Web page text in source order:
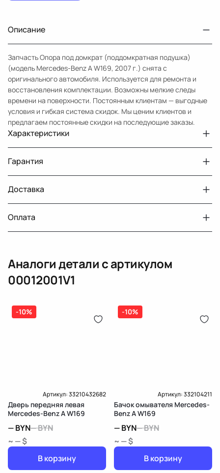
Описание
Запчасть Опора под домкрат (поддомкратная подушка)
(модель Mercedes-Benz A W169, 2007 г.) снята с
оригинального автомобиля. Используется для ремонта и
восстановления комплектации. Возможны мелкие следы
времени на поверхности. Постоянным клиентам — выгодные
условия и гибкая система скидок. Мы ценим клиентов и
предлагаем постоянные скидки на последующие заказы.
Характеристики
Авто
MercedesBenz A W169
Год
2007
Тег
Мерседес Бенс АКласс
Гарантия
Двигатели с навесным или без навесного
оборудования
30 дней
Датчик давления топлива, насос
топлива, ТНВД (бензин, дизель), форсунка
бензиновая (дизельная) механическая
(электрическая), инжектор
дозатор-распределитель топлива
14 дней
Доставка
Оплата
Оплата онлайн
Карта рассрочки онлайн
Аналоги детали с артикулом
00012001V1
-10%
Артикул:33210432682
Дверь передняя левая
Mercedes-Benz A W169
—BYN—BYN
~ — $
В корзину
-10%
Артикул:332104211
Бачок омывателя Mercedes-
Benz A W169
—BYN—BYN
~ — $
В корзину